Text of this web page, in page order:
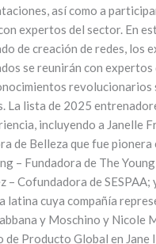
así como a
expertos del sector. En
de creación de redes, los
se reunirán con
revolucionarios
La lista de 2025
incluyendo a Janelle
de Belleza que fue
– Fundadora de The
– Cofundadora de
latina cuya compañía
y Moschino y Nicole
de Producto Global en Jane